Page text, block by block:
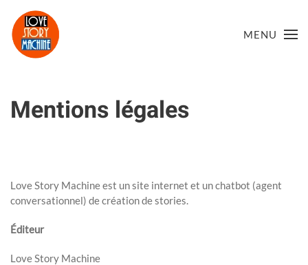
Skip to main content MENU
Mentions légales
Love Story Machine est un site internet et un chatbot (agent
conversationnel) de création de stories.
Éditeur
Love Story Machine